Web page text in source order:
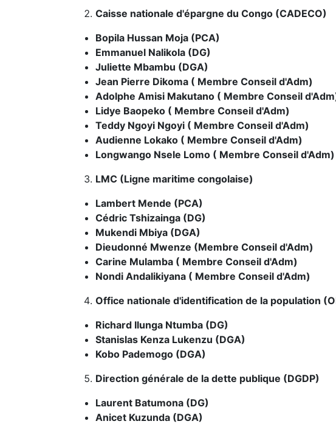
Caisse nationale d'épargne du Congo (CADECO)
Bopila Hussan Moja (PCA)
Emmanuel Nalikola (DG)
Juliette Mbambu (DGA)
Jean Pierre Dikoma ( Membre Conseil d'Adm)
Adolphe Amisi Makutano ( Membre Conseil
Lidye Baopeko ( Membre Conseil d'Adm)
Teddy Ngoyi Ngoyi ( Membre Conseil d'Adm)
Audienne Lokako ( Membre Conseil d'Adm)
Longwango Nsele Lomo ( Membre Conseil d'Adm)
LMC (Ligne maritime congolaise)
Lambert Mende (PCA)
Cédric Tshizainga (DG)
Mukendi Mbiya (DGA)
Dieudonné Mwenze (Membre Conseil d'Adm)
Carine Mulamba ( Membre Conseil d'Adm)
Nondi Andalikiyana ( Membre Conseil d'Adm)
Office nationale d'identification de la population
Richard Ilunga Ntumba (DG)
Stanislas Kenza Lukenzu (DGA)
Kobo Pademogo (DGA)
Direction générale de la dette publique (DGDP)
Laurent Batumona (DG)
Anicet Kuzunda (DGA)